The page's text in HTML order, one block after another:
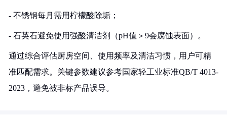
- 不锈钢每月需用柠檬酸除垢；
- 石英石避免使用强酸清洁剂（pH值＞9会腐蚀表面）。
通过综合评估厨房空间、使用频率及清洁习惯，用户可精
准匹配需求。关键参数建议参考国家轻工业标准QB/T 4013-
2023，避免被非标产品误导。